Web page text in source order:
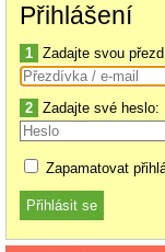
Přihlášení
1 Zadajte svou
2 Zadajte své heslo:
Zapamatovat